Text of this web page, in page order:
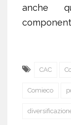
anche
CAC
Comieco